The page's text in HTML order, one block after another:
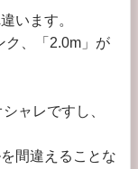
います。
ク、「2.0m」が
ャレですし、
間違えることな